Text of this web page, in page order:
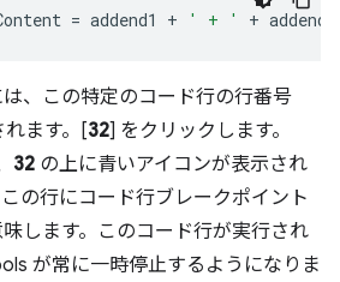
= addend1 + ' + ' + addend2
、この特定のコード行の行番号
ます。[32] をクリックします。
32 の上に青いアイコンが表示され
の行にコード行ブレークポイント
します。このコード行が実行され
が常に一時停止するようになりま